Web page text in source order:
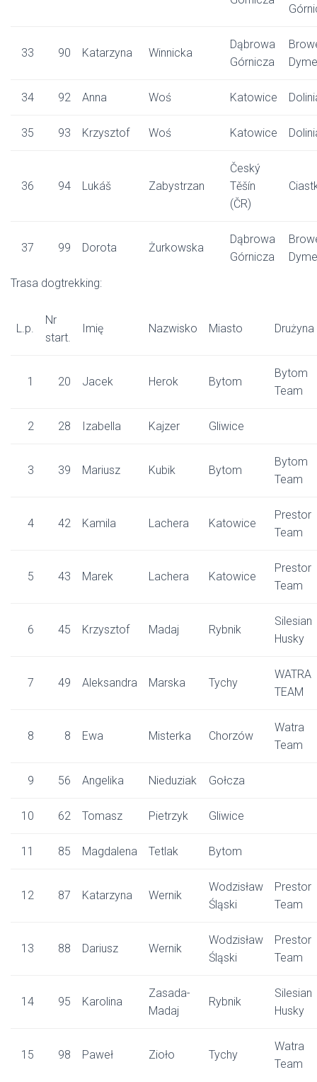
33 90 Katarzyna Winnicka
Dąbrowa
Górnicza
34 92 Anna Woś Katowice
35 93 Krzysztof Woś Katowice
36 94 Lukáš Zabystrzan
Český
Těšín
(ČR)
37 99 Dorota Żurkowska
Dąbrowa
Górnicza
Trasa dogtrekking:
L.p.
Nr
start.
Imię Nazwisko Miasto Drużyna
1 20 Jacek Herok Bytom
Bytom
Team
2 28 Izabella Kajzer Gliwice
3 39 Mariusz Kubik Bytom
Bytom
Team
4 42 Kamila Lachera Katowice
Prestor
Team
5 43 Marek Lachera Katowice
Prestor
Team
6 45 Krzysztof Madaj Rybnik
Silesian
Husky
7 49 Aleksandra Marska Tychy
WATRA
TEAM
8 8 Ewa Misterka Chorzów
Watra
Team
9 56 Angelika Nieduziak Gołcza
10 62 Tomasz Pietrzyk Gliwice
11 85 Magdalena Tetlak Bytom
12 87 Katarzyna Wernik
Wodzisław
Śląski
Prestor
Team
13 88 Dariusz Wernik
Wodzisław
Śląski
Prestor
Team
14 95 Karolina
Zasada-
Madaj
Rybnik
Silesian
Husky
15 98 Paweł Zioło Tychy
Watra
Team